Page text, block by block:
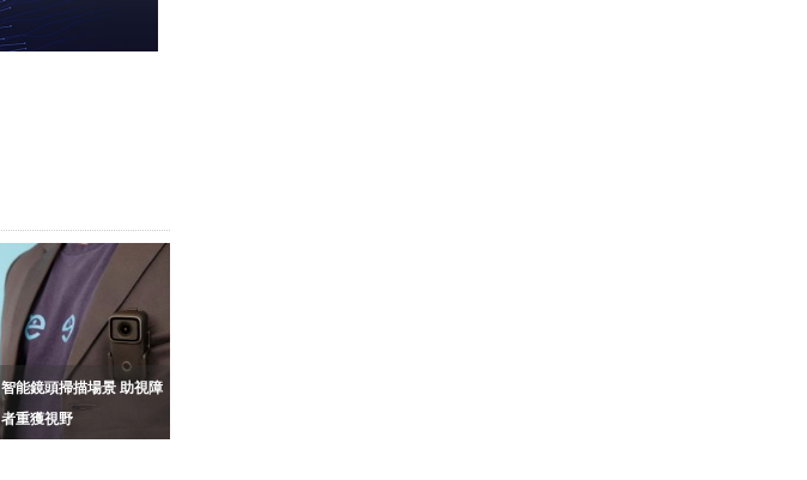
智能鏡頭掃描場景 助視障
者重獲視野